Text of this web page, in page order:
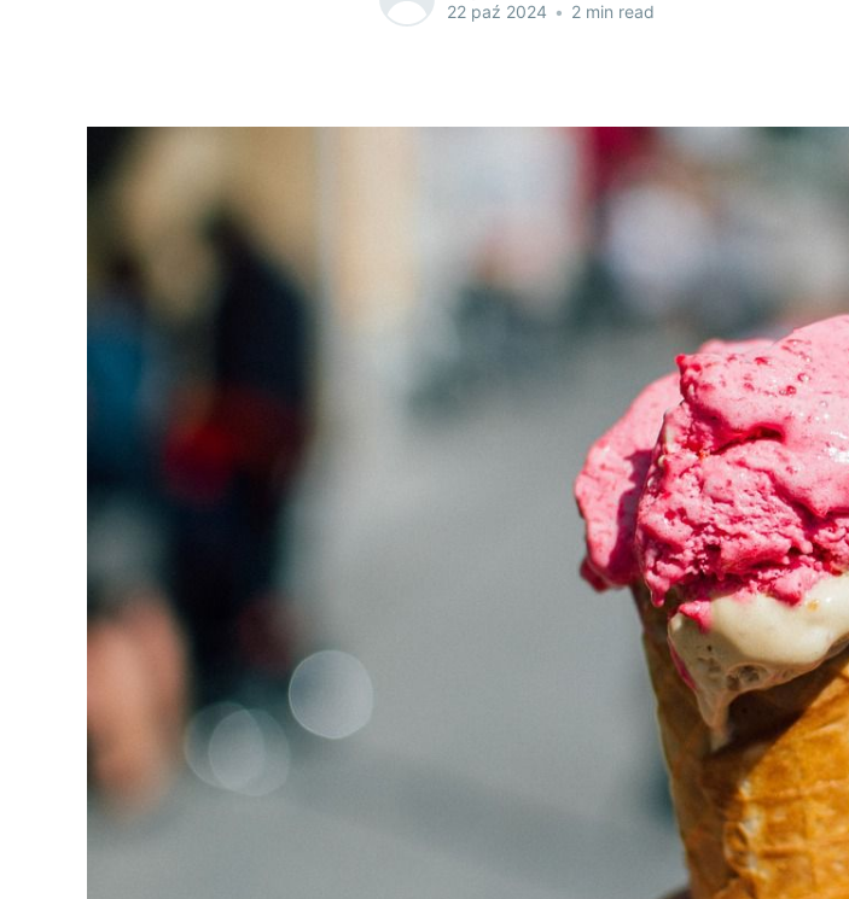
22 paź 2024 • 2 min read